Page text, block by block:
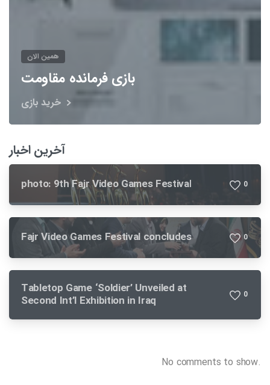
همین الان
بازی فرمانده مقاومت
خرید بازی
آخرین اخبار
photo: 9th Fajr Video Games Festival 0
Fajr Video Games Festival concludes 0
Tabletop Game ‘Soldier’ Unveiled at
Second Int’l Exhibition in Iraq 0
No comments to show.